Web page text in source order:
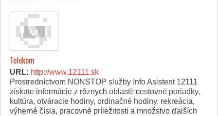
Telekom
URL: http://www.12111.sk
Prostredníctvom NONSTOP služby Info Asistent 12111
získate informácie z rôznych oblastí: cestovné poriadky,
kultúra, otváracie hodiny, ordinačné hodiny, rekreácia,
výherné čísla, pracovné príležitosti a množstvo ďalších